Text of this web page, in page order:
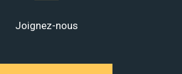
Joignez-nous